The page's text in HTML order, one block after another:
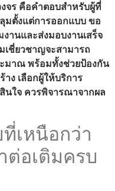
งจร คือคำตอบสำหรับผู้ที่
มตั้งแต่การออกแบบ ขอ
านและส่งมอบงานเสร็จ
ชี่ยวชาญจะสามารถ
มาณ พร้อมทั้งช่วยป้องกัน
ง เลือกผู้ให้บริการ
นใจ ควรพิจารณาจากผล
เหนือกว่า
ต่อเติมครบ